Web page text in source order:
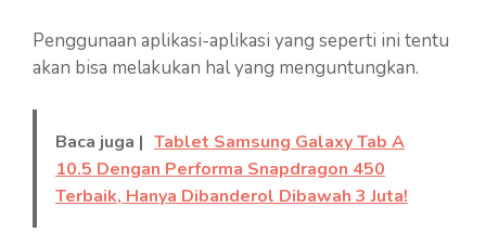
Penggunaan aplikasi-aplikasi yang seperti ini tentu
akan bisa melakukan hal yang menguntungkan.
Baca juga | Tablet Samsung Galaxy Tab A
10.5 Dengan Performa Snapdragon 450
Terbaik, Hanya Dibanderol Dibawah 3 Juta!